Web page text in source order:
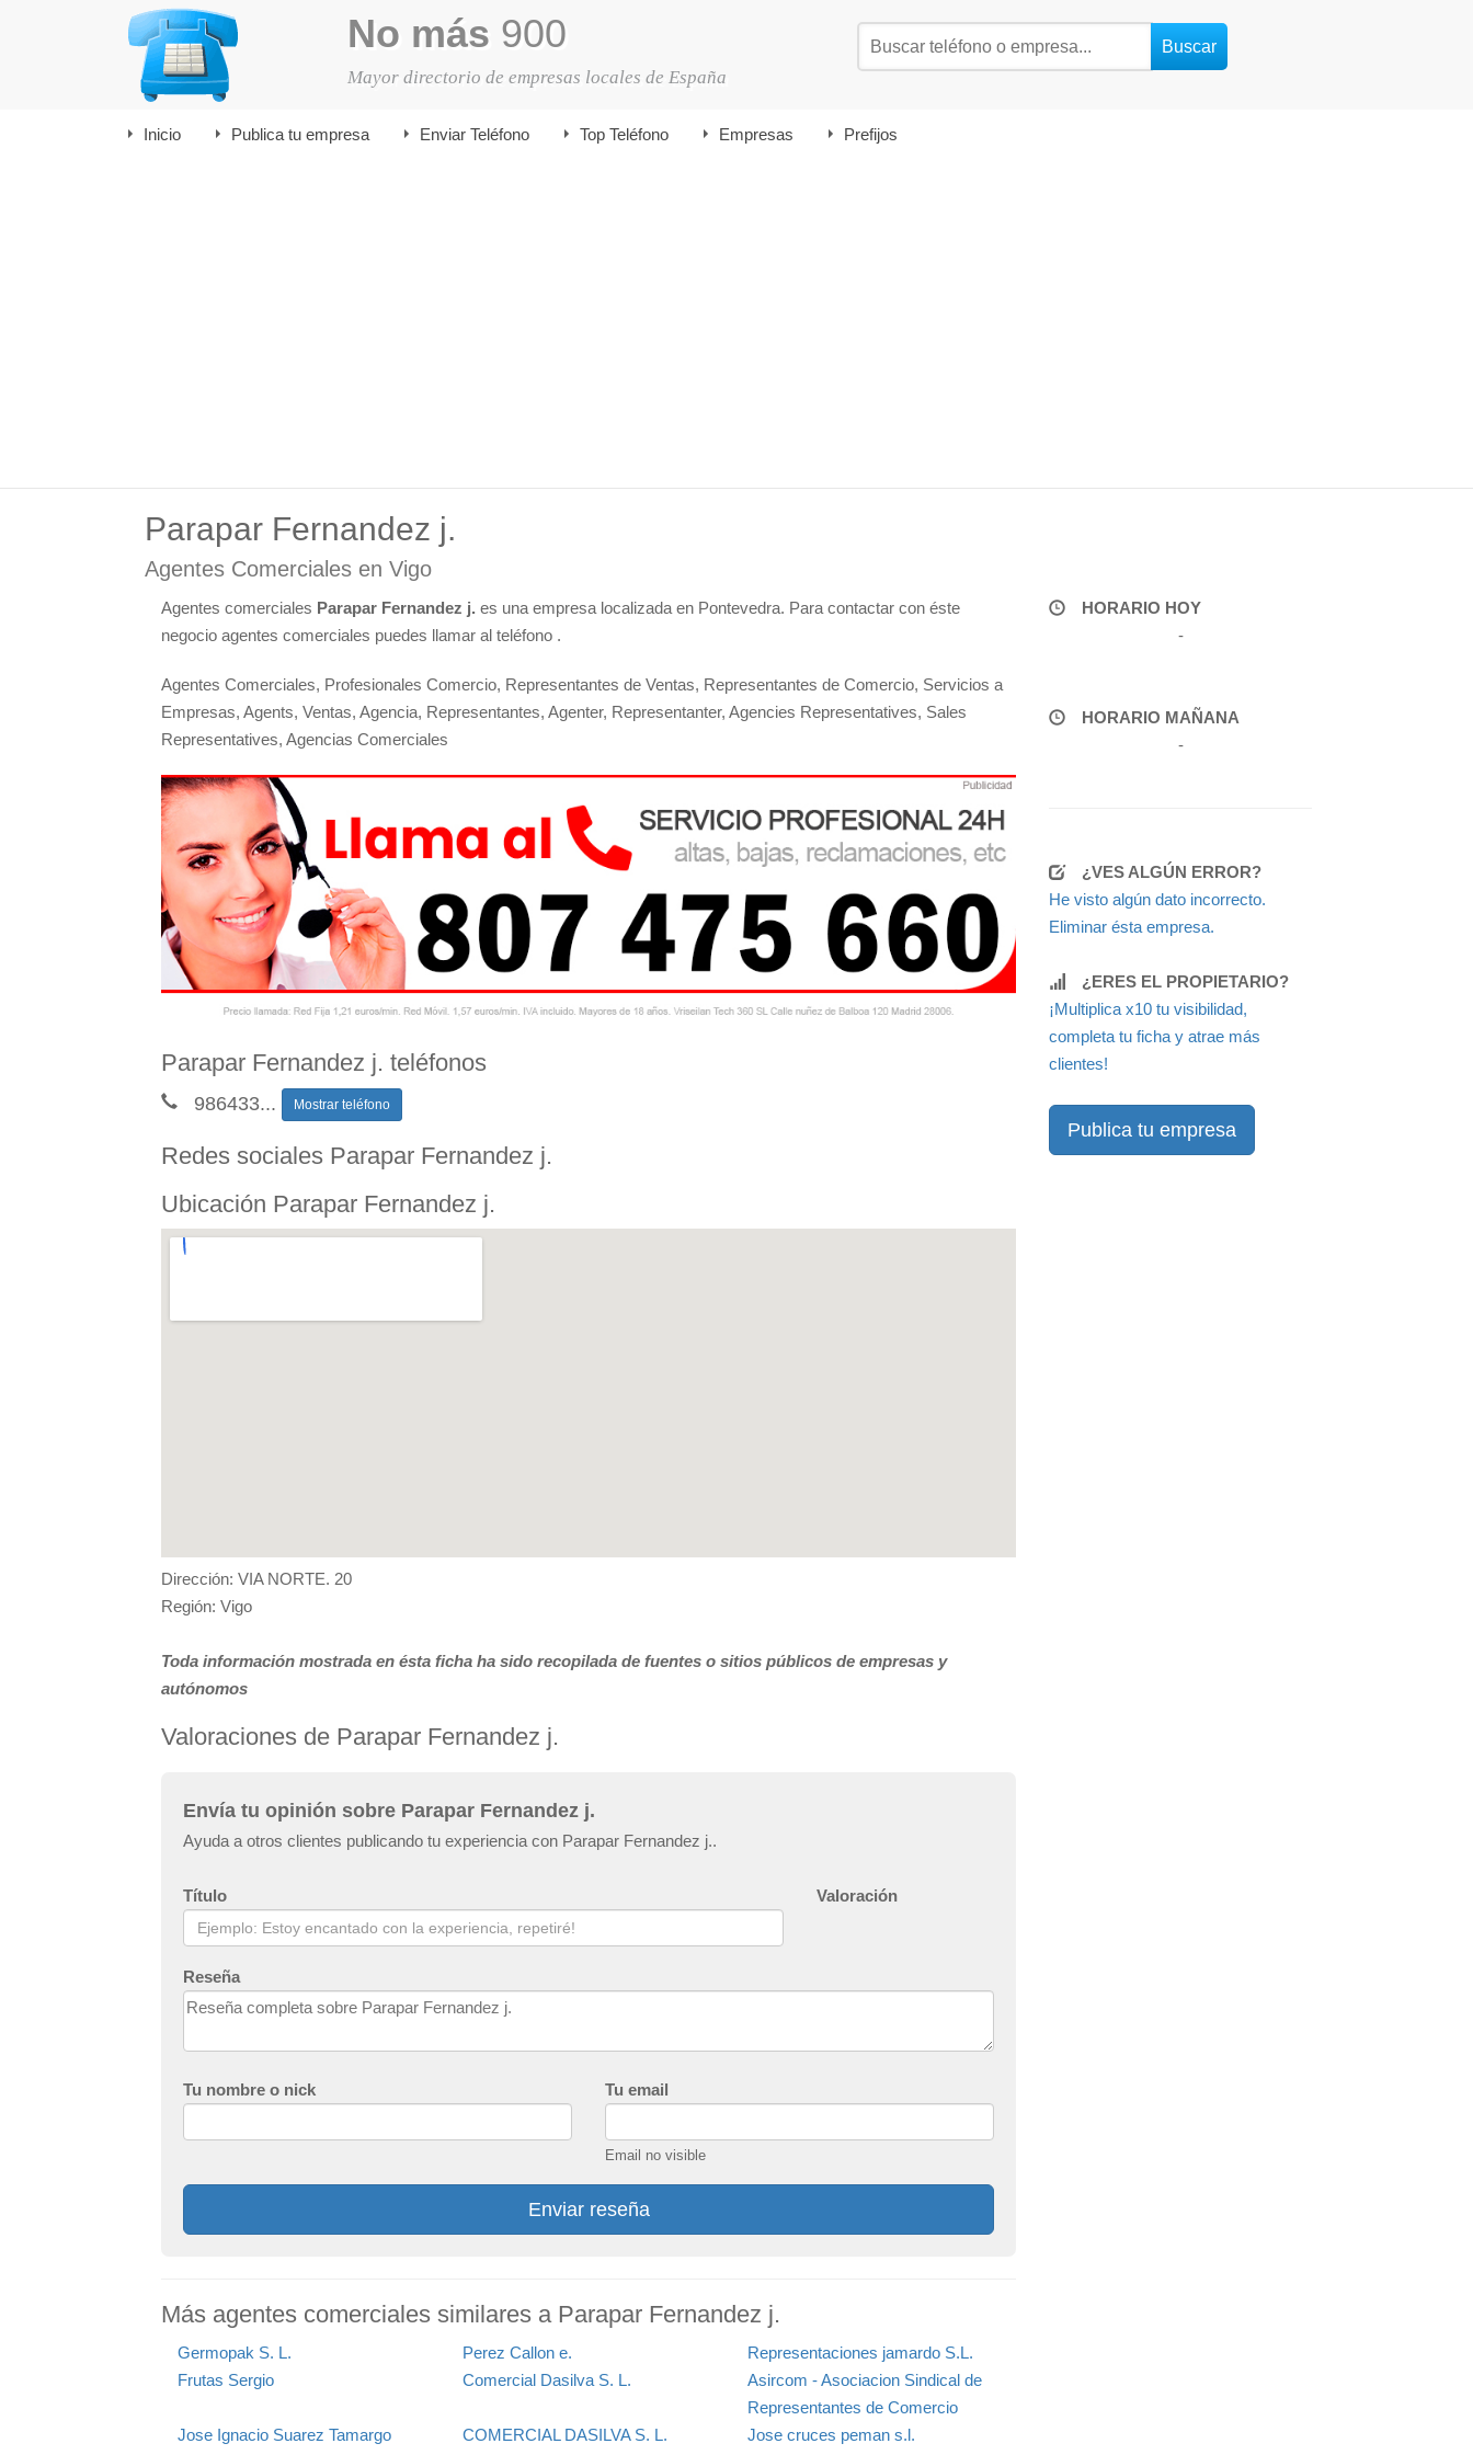
No más 900
Mayor directorio de empresas locales de España
Inicio Publica tu empresa Enviar Teléfono Top Teléfono Empresas Prefijos
Parapar Fernandez j.
Agentes Comerciales en Vigo
Agentes comerciales Parapar Fernandez j. es una empresa localizada en Pontevedra. Para contactar con éste
negocio agentes comerciales puedes llamar al teléfono .
Agentes Comerciales, Profesionales Comercio, Representantes de Ventas, Representantes de Comercio, Servicios a
Empresas, Agents, Ventas, Agencia, Representantes, Agenter, Representanter, Agencies Representatives, Sales
Representatives, Agencias Comerciales
Parapar Fernandez j. teléfonos
986433... Mostrar teléfono
Redes sociales Parapar Fernandez j.
Ubicación Parapar Fernandez j.
Dirección: VIA NORTE. 20
Región: Vigo
Toda información mostrada en ésta ficha ha sido recopilada de fuentes o sitios públicos de empresas y
autónomos
Valoraciones de Parapar Fernandez j.
Envía tu opinión sobre Parapar Fernandez j.
Ayuda a otros clientes publicando tu experiencia con Parapar Fernandez j..
Título Valoración
Reseña
Tu nombre o nick Tu email
Email no visible
Enviar reseña
Más agentes comerciales similares a Parapar Fernandez j.
Germopak S. L. Perez Callon e.
Representaciones jamardo S.L.
Frutas Sergio
Comercial Dasilva S. L.
Asircom - Asociacion Sindical de
Representantes de Comercio
Jose Ignacio Suarez Tamargo
COMERCIAL DASILVA S. L.
Jose cruces peman s.l.
HORARIO HOY
-
HORARIO MAÑANA
-
¿VES ALGÚN ERROR?
He visto algún dato incorrecto.
Eliminar ésta empresa.
¿ERES EL PROPIETARIO?
¡Multiplica x10 tu visibilidad,
completa tu ficha y atrae más
clientes!
Publica tu empresa